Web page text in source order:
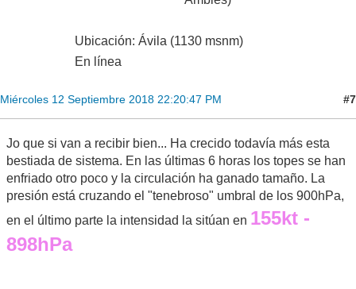
Ubicación: Ávila (1130 msnm)
En línea
Miércoles 12 Septiembre 2018 22:20:47 PM #7
Jo que si van a recibir bien... Ha crecido todavía más esta
bestiada de sistema. En las últimas 6 horas los topes se han
enfriado otro poco y la circulación ha ganado tamaño. La
presión está cruzando el "tenebroso" umbral de los 900hPa,
en el último parte la intensidad la sitúan en 155kt -
898hPa